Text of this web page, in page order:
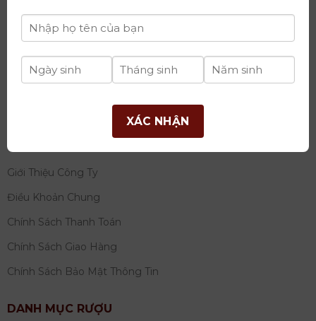
Ngân hàng:Ngân hàng TMCP Đầu tư và phát triển
Việt Nam (BIDV)
tư quốc tế Ý-Việt
Tây Hồ, TP Hà Nội
THÔNG TIN
Giới Thiệu Công Ty
Điều Khoản Chung
Chính Sách Thanh Toán
Chính Sách Giao Hàng
Chính Sách Bảo Mật Thông Tin
DANH MỤC RƯỢU
XÁC NHẬN